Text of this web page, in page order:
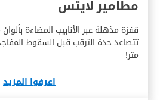
مطامير لايتس
قفزة مذهلة عبر الأنابيب المضاءة
متر!
اعرفوا المزيد